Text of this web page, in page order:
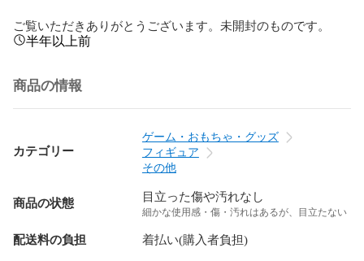
ご覧いただきありがとうございます。未開封のものです。
半年以上前
商品の情報
カテゴリー
ゲーム・おもちゃ・グッズ
フィギュア
その他
商品の状態 目立った傷や汚れなし
細かな使用感・傷・汚れはあるが、目立たない
配送料の負担 着払い(購入者負担)